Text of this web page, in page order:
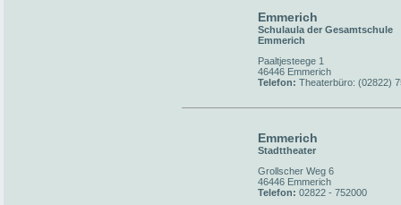
Emmerich
Schulaula der Gesamtschule
Emmerich
Paaltjesteege 1
46446 Emmerich
Telefon: Theaterbüro: (02822)
Emmerich
Stadttheater
Grollscher Weg 6
46446 Emmerich
Telefon: 02822 - 752000